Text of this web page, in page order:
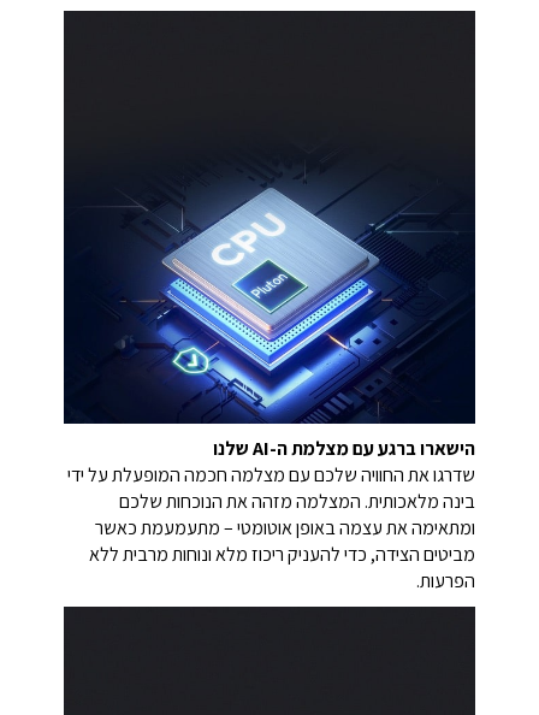
הישארו ברגע עם מצלמת ה-AI שלנו
שדרגו את החוויה שלכם עם מצלמה חכמה המופעלת על ידי
בינה מלאכותית. המצלמה מזהה את הנוכחות שלכם
ומתאימה את עצמה באופן אוטומטי – מתעמעמת כאשר
מביטים הצידה, כדי להעניק ריכוז מלא ונוחות מרבית ללא
הפרעות.